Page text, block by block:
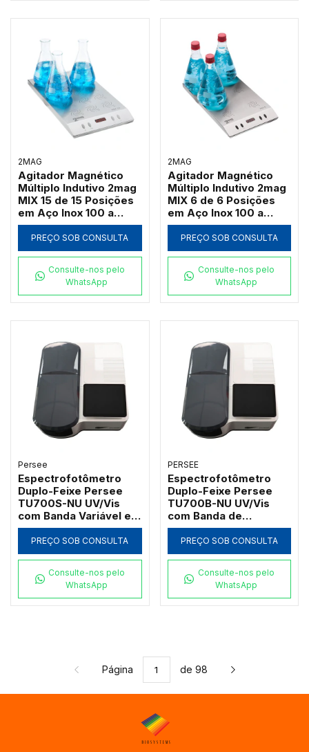
2MAG
Agitador Magnético
Múltiplo Indutivo 2mag
MIX 15 de 15 Posições
em Aço Inox 100 a
2000 RPM (Até
3000ml por Ponto)
PREÇO SOB CONSULTA
Consulte-nos pelo
WhatsApp
2MAG
Agitador Magnético
Múltiplo Indutivo 2mag
MIX 6 de 6 Posições
em Aço Inox 100 a
2000 RPM (Até
3000ml por Ponto)
PREÇO SOB CONSULTA
Consulte-nos pelo
WhatsApp
Persee
Espectrofotômetro
Duplo-Feixe Persee
TU700S-NU UV/Vis
com Banda Variável e
Software UVWin (190 a
1100nm)
PREÇO SOB CONSULTA
Consulte-nos pelo
WhatsApp
PERSEE
Espectrofotômetro
Duplo-Feixe Persee
TU700B-NU UV/Vis
com Banda de
Passagem 2nm e
Software UVWin (190 a
1100nm)
PREÇO SOB CONSULTA
Consulte-nos pelo
WhatsApp
Página de 98